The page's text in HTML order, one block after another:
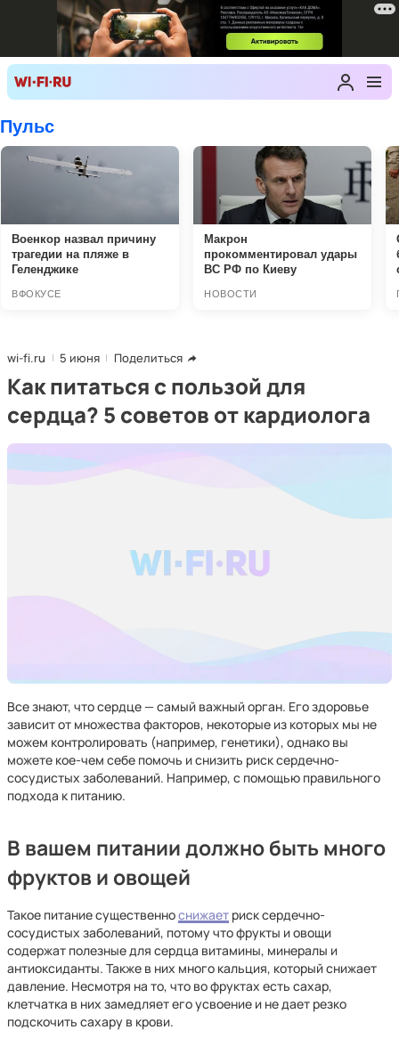
wi-fi.ru 5 июня Поделиться
Как питаться с пользой для
сердца? 5 советов от кардиолога
Все знают, что сердце — самый важный орган. Его здоровье
зависит от множества факторов, некоторые из которых мы не
можем контролировать (например, генетики), однако вы
можете кое-чем себе помочь и снизить риск сердечно-
сосудистых заболеваний. Например, с помощью правильного
подхода к питанию.
В вашем питании должно быть много
фруктов и овощей
Такое питание существенноснижает риск сердечно-
сосудистых заболеваний, потому что фрукты и овощи
содержат полезные для сердца витамины, минералы и
антиоксиданты. Также в них много кальция, который снижает
давление. Несмотря на то, что во фруктах есть сахар,
клетчатка в них замедляет его усвоение и не дает резко
подскочить сахару в крови.